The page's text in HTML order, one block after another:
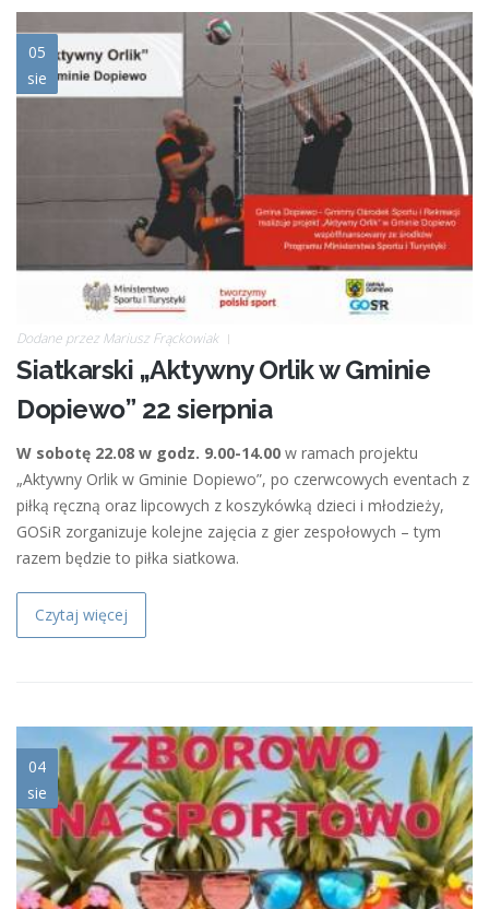
05
sie
siatka_poziom.jpg
Dodane przez Mariusz Frąckowiak
Siatkarski „Aktywny Orlik w Gminie
Dopiewo” 22 sierpnia
W sobotę 22.08 w godz. 9.00-14.00 w ramach projektu
„Aktywny Orlik w Gminie Dopiewo”, po czerwcowych eventach z
piłką ręczną oraz lipcowych z koszykówką dzieci i młodzieży,
GOSiR zorganizuje kolejne zajęcia z gier zespołowych – tym
razem będzie to piłka siatkowa.
Czytaj więcej
04
sie